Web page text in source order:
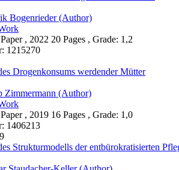
Bogenrieder (Author)
, 2022 20 Pages , Grade: 1,2
1215270
Drogenkonsums werdender Mütter
Zimmermann (Author)
, 2019 16 Pages , Grade: 1,0
1406213
Strukturmodells der entbürokratisierten